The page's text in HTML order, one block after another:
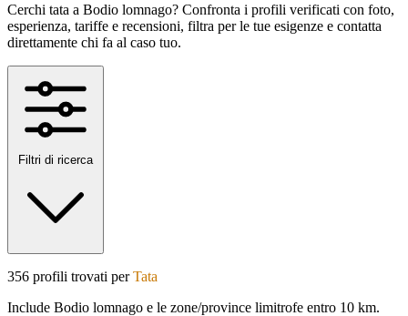
Cerchi tata a Bodio lomnago? Confronta i profili verificati con foto,
esperienza, tariffe e recensioni, filtra per le tue esigenze e contatta
direttamente chi fa al caso tuo.
Filtri di ricerca
356 profili trovati perTata
Include Bodio lomnago e le zone/province limitrofe entro 10 km.